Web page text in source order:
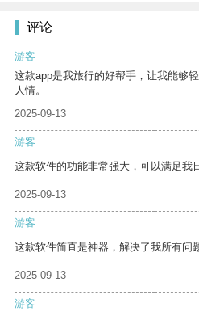
评论
游客
这款app是我旅行的好帮手，让我能够
人情。
2025-09-13
游客
这款软件的功能非常强大，可以满足我
2025-09-13
游客
这款软件简直是神器，解决了我所有问
2025-09-13
游客